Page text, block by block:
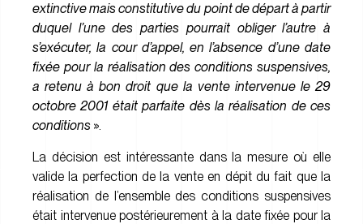
extinctive mais constitutive du point de départ à partir
duquel l’une des parties pourrait obliger l’autre à
s’exécuter, la cour d’appel, en l’absence d’une date
fixée pour la réalisation des conditions suspensives,
a retenu à bon droit que la vente intervenue le 29
octobre 2001 était parfaite dès la réalisation de ces
conditions ».
La décision est intéressante dans la mesure où elle
valide la perfection de la vente en dépit du fait que la
réalisation de l’ensemble des conditions suspensives
était intervenue postérieurement à la date fixée pour la